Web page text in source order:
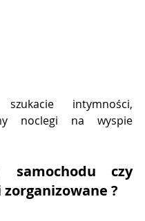
intymności,
noclegi na wyspie
samochodu czy
?